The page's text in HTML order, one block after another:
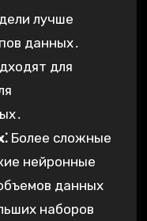
лучше
данных․
для
Более сложные
нейронные
данных
наборов